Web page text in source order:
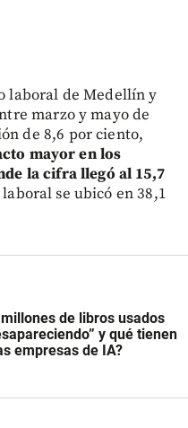
laboral de Medellín y
marzo y mayo de
de 8,6 por ciento,
mayor en los
la cifra llegó al 15,7
se ubicó en 38,1
de libros usados
y qué tienen
empresas de IA?